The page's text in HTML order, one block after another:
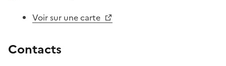
Voir sur une carte
Contacts